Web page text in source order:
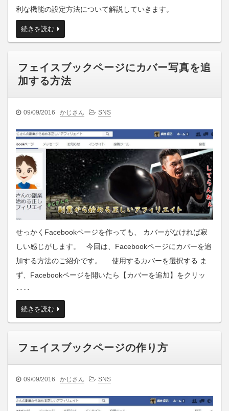
利な機能の設定方法について解説していきます。
続きを読む
フェイスブックページにカバー写真を追
加する方法
09/09/2016 かじさん SNS
せっかくFacebookページを作っても、 カバーがなければ寂
しい感じがします。 今回は、Facebookページにカバーを追
加する方法のご紹介です。 使用するカバーを選択する ま
ず、Facebookページを開いたら【カバーを追加】をクリッ
‥‥
続きを読む
フェイスブックページの作り方
09/09/2016 かじさん SNS